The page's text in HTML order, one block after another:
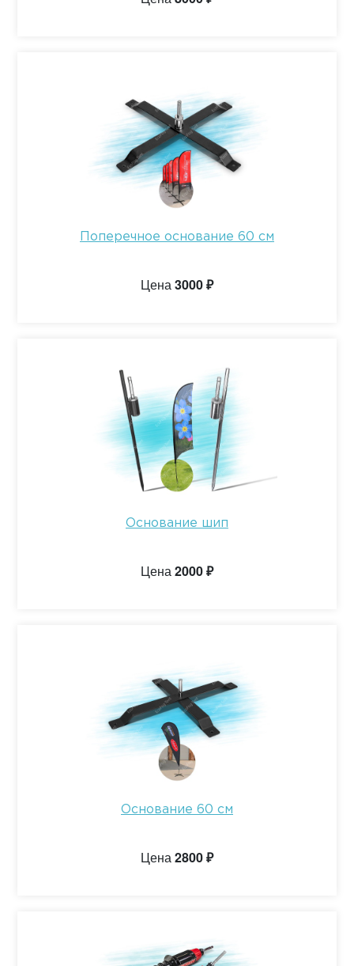
Поперечное основание 60 см
Цена3000 ₽
Основание шип
Цена2000 ₽
Основание 60 см
Цена2800 ₽